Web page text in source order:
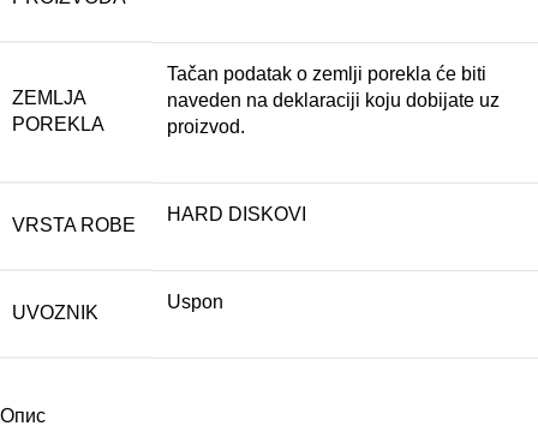
ZEMLJA
POREKLA
Tačan podatak o zemlji porekla će biti
naveden na deklaraciji koju dobijate uz
proizvod.
VRSTA ROBE
HARD DISKOVI
UVOZNIK
Uspon
Опис